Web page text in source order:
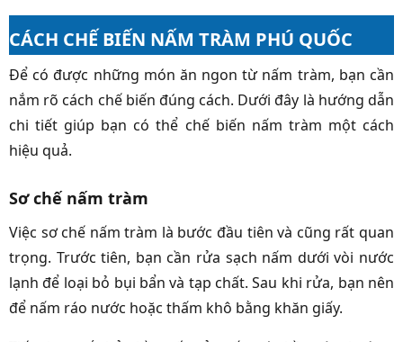
CÁCH CHẾ BIẾN NẤM TRÀM PHÚ QUỐC
Để có được những món ăn ngon từ nấm tràm, bạn cần
nắm rõ cách chế biến đúng cách. Dưới đây là hướng dẫn
chi tiết giúp bạn có thể chế biến nấm tràm một cách
hiệu quả.
Sơ chế nấm tràm
Việc sơ chế nấm tràm là bước đầu tiên và cũng rất quan
trọng. Trước tiên, bạn cần rửa sạch nấm dưới vòi nước
lạnh để loại bỏ bụi bẩn và tạp chất. Sau khi rửa, bạn nên
để nấm ráo nước hoặc thấm khô bằng khăn giấy.